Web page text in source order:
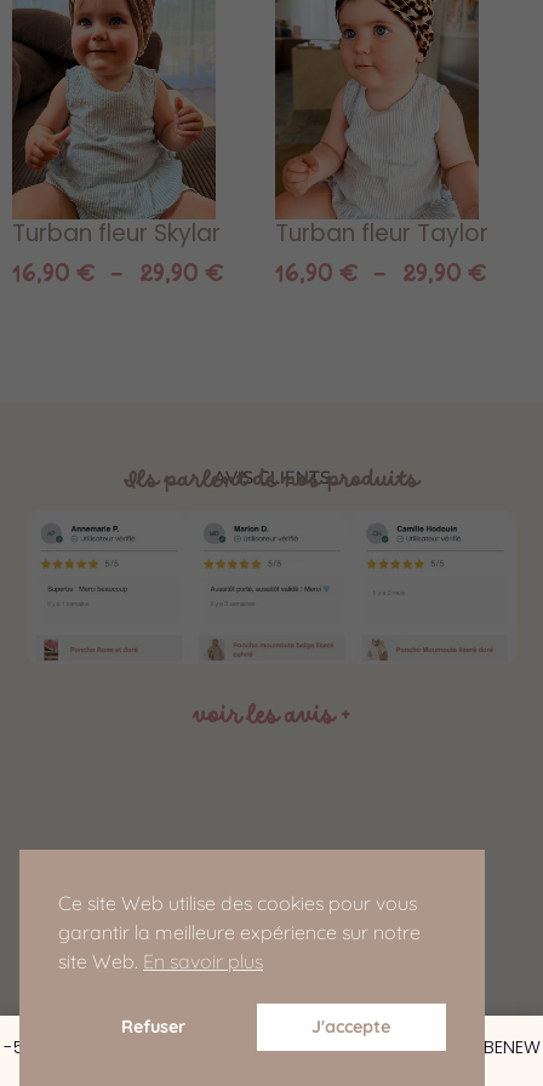
-5% de réduction pour les nouveaux clients : CODE : BEBENEW
Turban fleur Skylar
16,90 € – 29,90 €
16,90 €
Turban fleur Taylor
16,90 € – 29,90 €
AVIS CLIENTS
Ils parlent de nos produits
voir les avis +
ledressingdedomeo@gmail.com
Ce site Web utilise des cookies pour vous
garantir la meilleure expérience sur notre
site Web. En savoir plus
Refuser J'accepte